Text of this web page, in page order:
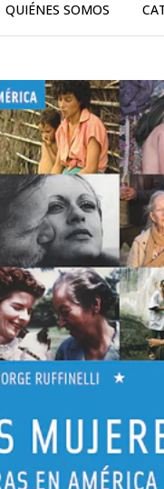
QUIÉNES SOMOS